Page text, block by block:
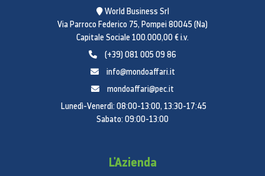
World Business Srl
Via Parroco Federico 75, Pompei 80045 (Na)
Capitale Sociale 100.000,00 € i.v.
(+39) 081 005 09 86
info@mondoaffari.it
mondoaffari@pec.it
Lunedì-Venerdì: 08:00-13:00, 13:30-17:45
Sabato: 09:00-13:00
L'Azienda